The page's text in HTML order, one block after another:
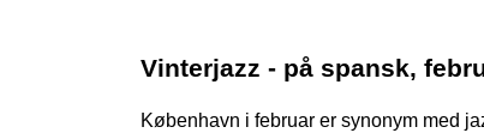
Vinterjazz - på spansk,
København i februar er synonym med